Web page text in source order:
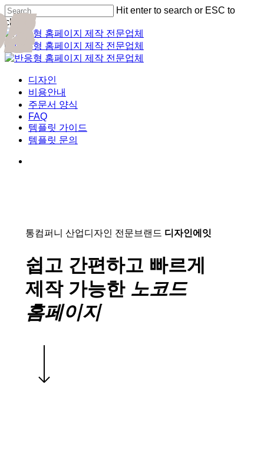
Skip
to
main
content
Hit enter to search or ESC to
close
Close
Search
Menu
디자인
비용안내
주문서 양식
FAQ
템플릿 가이드
템플릿 문의
통컴퍼니 산업디자인 전문브랜드 디자인에잇
쉽고 간편하고 빠르게
제작 가능한 노코드
홈페이지